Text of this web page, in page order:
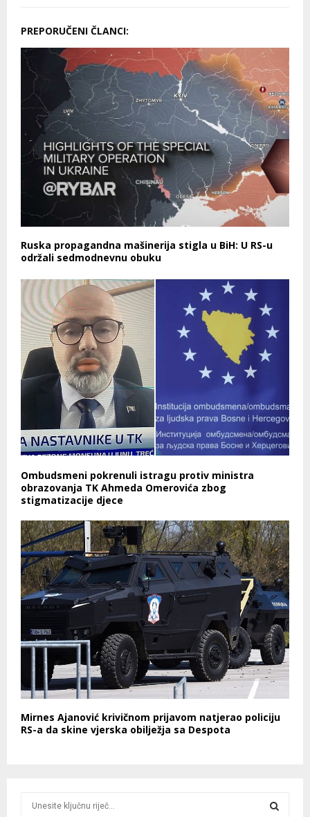
PREPORUČENI ČLANCI:
Ruska propagandna mašinerija stigla u BiH: U RS-u
održali sedmodnevnu obuku
Ombudsmeni pokrenuli istragu protiv ministra
obrazovanja TK Ahmeda Omerovića zbog
stigmatizacije djece
Mirnes Ajanović krivičnom prijavom natjerao policiju
RS-a da skine vjerska obilježja sa Despota